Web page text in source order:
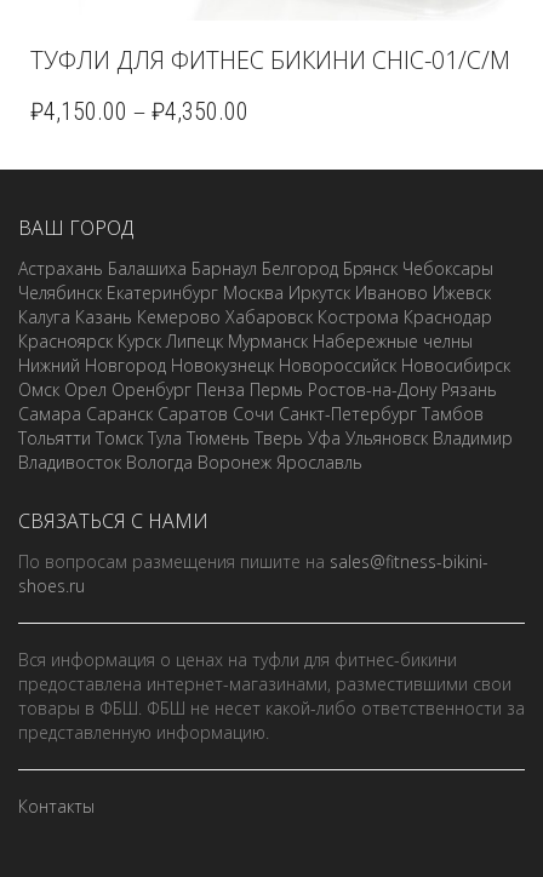
ТУФЛИ ДЛЯ ФИТНЕС БИКИНИ CHIC-01/C/M
₽4,150.00 – ₽4,350.00
ВАШ ГОРОД
Астрахань Балашиха Барнаул Белгород Брянск Чебоксары
Челябинск Екатеринбург Москва Иркутск Иваново Ижевск
Калуга Казань Кемерово Хабаровск Кострома Краснодар
Красноярск Курск Липецк Мурманск Набережные челны
Нижний Новгород Новокузнецк Новороссийск Новосибирск
Омск Орел Оренбург Пенза Пермь Ростов-на-Дону Рязань
Самара Саранск Саратов Сочи Санкт-Петербург Тамбов
Тольятти Томск Тула Тюмень Тверь Уфа Ульяновск Владимир
Владивосток Вологда Воронеж Ярославль
СВЯЗАТЬСЯ С НАМИ
По вопросам размещения пишите на sales@fitness-bikini-
shoes.ru
Вся информация о ценах на туфли для фитнес-бикини
предоставлена интернет-магазинами, разместившими свои
товары в ФБШ. ФБШ не несет какой-либо ответственности за
представленную информацию.
Контакты